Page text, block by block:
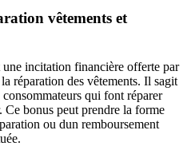
vêtements et
incitation financière offerte par
réparation des vêtements. Il sagit
qui font réparer
Ce bonus peut prendre la forme
ou dun remboursement